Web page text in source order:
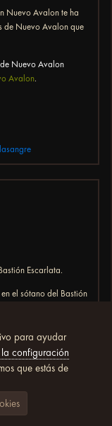
Nuevo Avalon te ha
de Nuevo Avalon que
Nuevo Avalon
Avalon.
Escarlata.
, en el sótano del Bastión
para ayudar
configuración
que estás de